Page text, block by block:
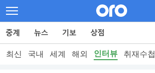
최신 국내 세계 해외 인터뷰 취재수첩